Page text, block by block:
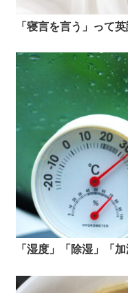
「寝言を言う」って
「湿度」「除湿」「